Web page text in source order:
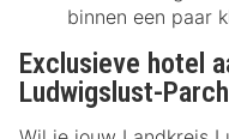
binnen een paar
Exclusieve hotel
Ludwigslust-